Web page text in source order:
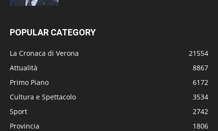
POPULAR CATEGORY
La Cronaca di Verona
21554
Attualità
8867
Primo Piano
6172
Cultura e Spettacolo
3534
Sport
2742
Provincia
1806